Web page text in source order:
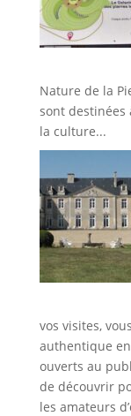
Nature de la
sont destinées
la culture...
vos visites,
authentique
ouverts au
de découvrir
les amateurs